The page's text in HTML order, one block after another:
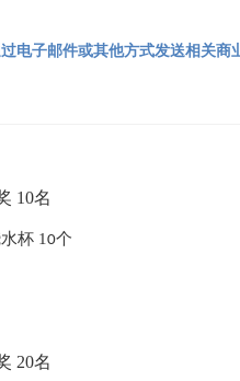
电子邮件或其他方式发送相关商
10名
杯 1 0个
20名